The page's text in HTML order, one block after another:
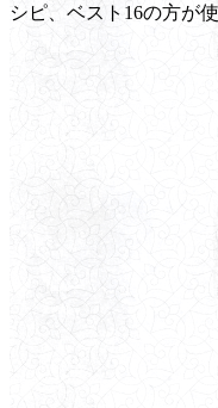
シピ、ベスト16の方が